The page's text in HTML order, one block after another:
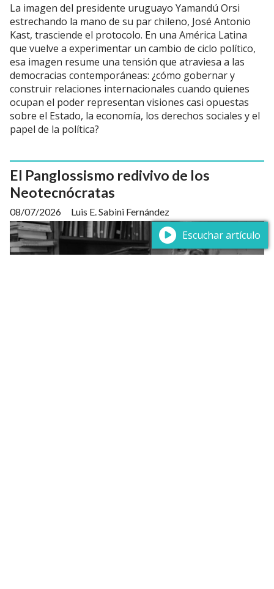
La imagen del presidente uruguayo Yamandú Orsi
estrechando la mano de su par chileno, José Antonio
Kast, trasciende el protocolo. En una América Latina
que vuelve a experimentar un cambio de ciclo político,
esa imagen resume una tensión que atraviesa a las
democracias contemporáneas: ¿cómo gobernar y
construir relaciones internacionales cuando quienes
ocupan el poder representan visiones casi opuestas
sobre el Estado, la economía, los derechos sociales y el
papel de la política?
El Panglossismo redivivo de los
Neotecnócratas
Luis E. Sabini Fernández
08/07/2026
Escuchar artículo